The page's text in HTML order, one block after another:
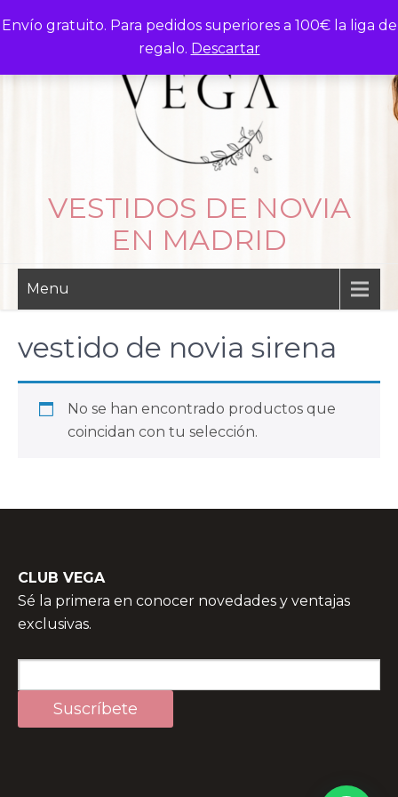
Envío gratuito. Para pedidos superiores a 100€ la liga de
regalo. Descartar
to
VESTIDOS DE NOVIA
EN MADRID
Menu
vestido de novia sirena
No se han encontrado productos que
coincidan con tu selección.
CLUB VEGA
Sé la primera en conocer novedades y ventajas
exclusivas.